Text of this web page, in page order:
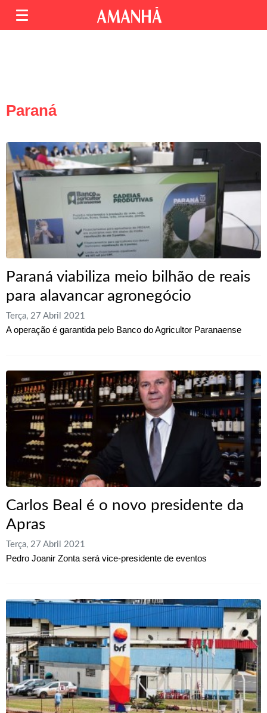
Paraná
Paraná viabiliza meio bilhão de reais
para alavancar agronegócio
Terça, 27 Abril 2021
A operação é garantida pelo Banco do Agricultor Paranaense
Carlos Beal é o novo presidente da
Apras
Terça, 27 Abril 2021
Pedro Joanir Zonta será vice-presidente de eventos